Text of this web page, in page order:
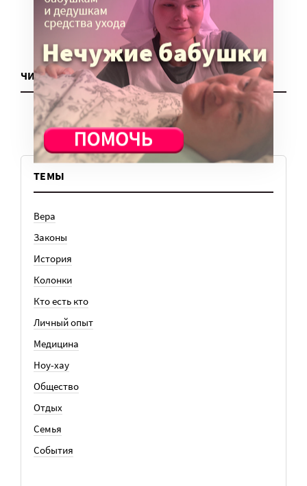
ЧИТАТЬ ЕЩЕ
ТЕМЫ
Вера
Законы
История
Колонки
Кто есть кто
Личный опыт
Медицина
Ноу-хау
Общество
Отдых
Семья
События